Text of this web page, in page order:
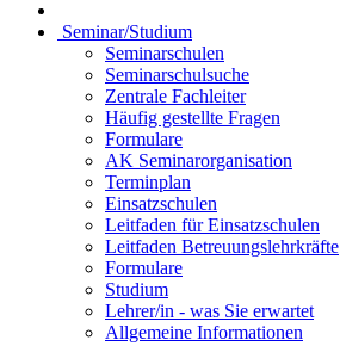
Seminar/Studium
Seminarschulen
Seminarschulsuche
Zentrale Fachleiter
Häufig gestellte Fragen
Formulare
AK Seminarorganisation
Terminplan
Einsatzschulen
Leitfaden für Einsatzschulen
Leitfaden Betreuungslehrkräfte
Formulare
Studium
Lehrer/in - was Sie erwartet
Allgemeine Informationen